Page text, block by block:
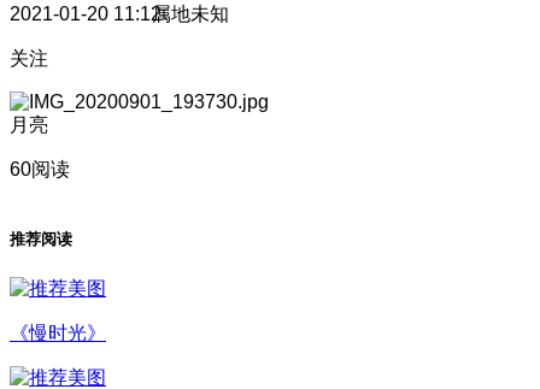
2021-01-20 11:12属地未知
关注
月亮
60阅读
推荐阅读
《慢时光》